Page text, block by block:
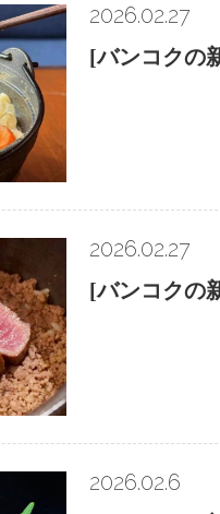
2026.02.27
[バンコクの
2026.02.27
[バンコクの
2026.02.6